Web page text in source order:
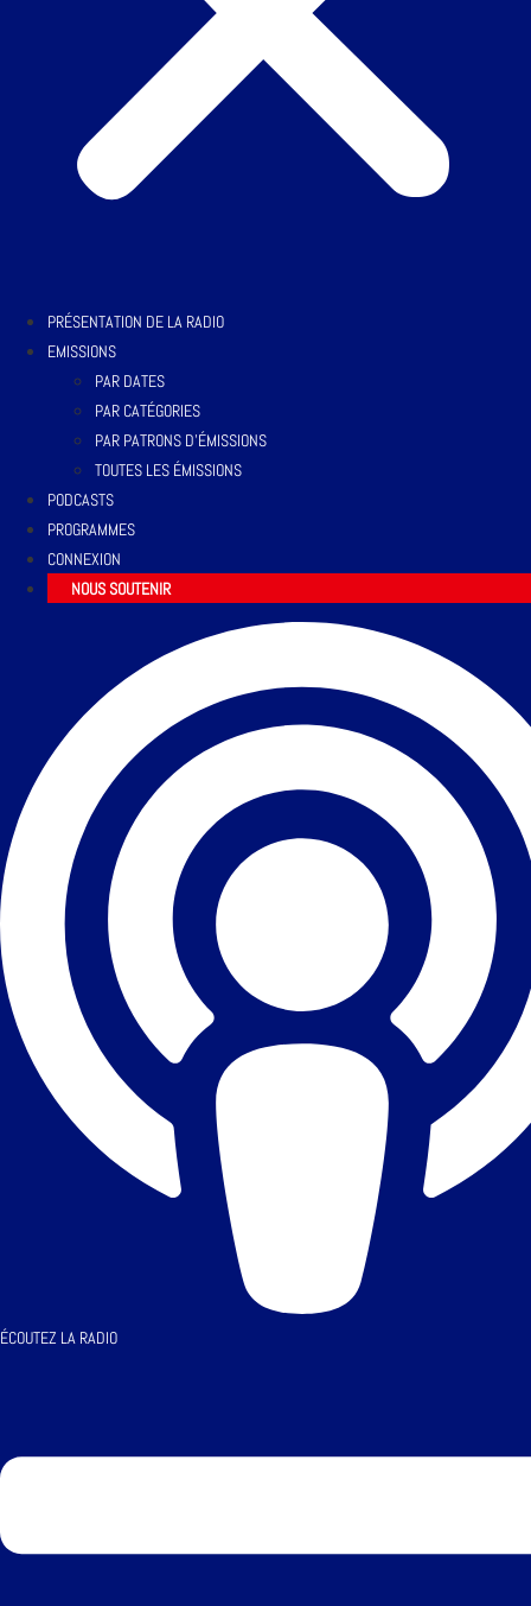
PRÉSENTATION DE LA RADIO
EMISSIONS
PAR DATES
PAR CATÉGORIES
PAR PATRONS D’ÉMISSIONS
TOUTES LES ÉMISSIONS
PODCASTS
PROGRAMMES
CONNEXION
NOUS SOUTENIR
ÉCOUTEZ LA RADIO